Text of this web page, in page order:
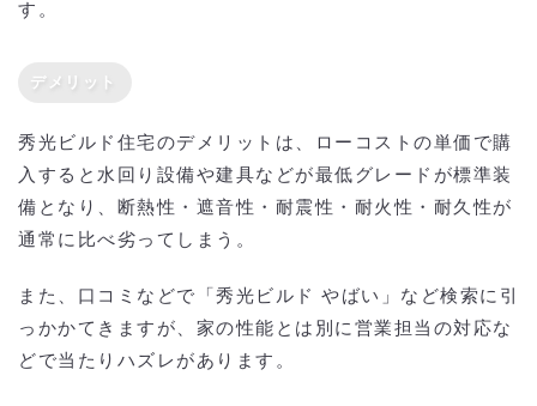
す。
デメリット
秀光ビルド住宅のデメリットは、ローコストの単価で購
入すると水回り設備や建具などが最低グレードが標準装
備となり、断熱性・遮音性・耐震性・耐火性・耐久性が
通常に比べ劣ってしまう。
また、口コミなどで「秀光ビルド やばい」など検索に引
っかかてきますが、家の性能とは別に営業担当の対応な
どで当たりハズレがあります。